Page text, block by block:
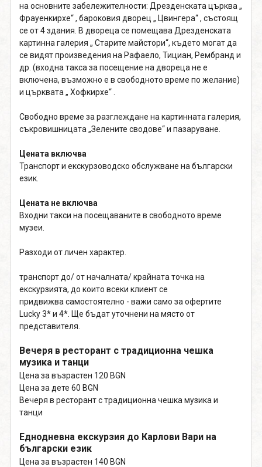
на основните забележителности: Дрезденската църква „
Фрауенкирхе“ , бароковия дворец „ Цвингера“ , състоящ
се от 4 здания. В двореца се помещава Дрезденската
картинна галерия „ Старите майстори“, където могат да
се видят произведения на Рафаело, Тициан, Рембранд и
др. (входна такса за посещение на двореца не е
включена, възможно е в свободното време по желание)
и църквата „ Хофкирхе“ .
Свободно време за разглеждане на картинната галерия,
съкровишницата „Зелените сводове“ и пазаруване.
Цената включва
Транспорт и екскурзоводско обслужване на български
език.
Цената не включва
Входни такси на посещаваните в свободното време
музеи.
Разходи от личен характер.
транспорт до/ от началната/ крайната точка на
екскурзията, до които всеки клиент се
придвижва самостоятелно - важи само за офертите
Lucky 3* и 4*. Ще бъдат уточнени на място от
представителя.
Вечеря в ресторант с традиционна чешка
музика и танци
Цена за възрастен 120 BGN
Цена за дете 60 BGN
Вечеря в ресторант с традиционна чешка музика и
танци
Еднодневна екскурзия до Карлови Вари на
български език
Цена за възрастен 140 BGN